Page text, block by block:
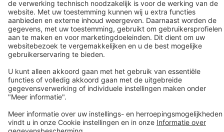
Dräger klantenservice
Over Dräger
Bestellen in onze webshop
Community